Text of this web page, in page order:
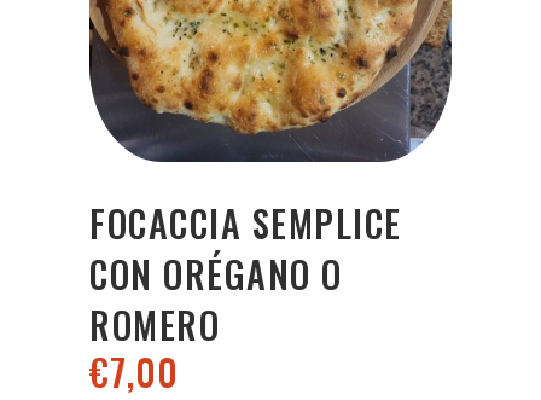
FOCACCIA SEMPLICE
CON ORÉGANO O
ROMERO
€7,00